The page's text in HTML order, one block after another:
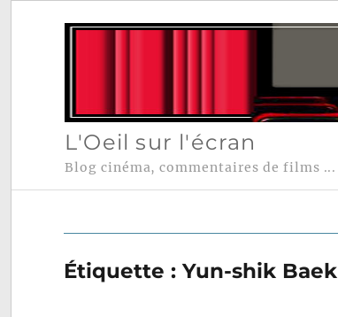
L'Oeil sur l'écran
Blog cinéma, commentaires de films ...
Étiquette :Yun-shik Baek